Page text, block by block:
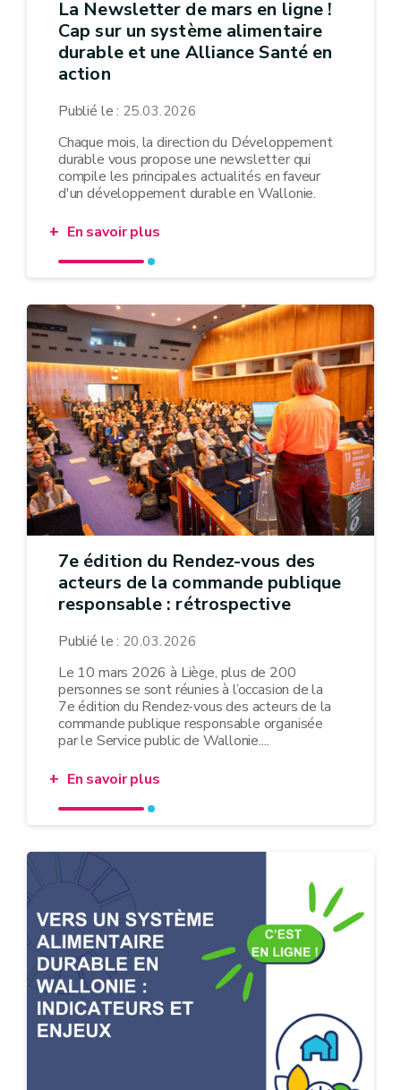
La Newsletter de mars en ligne !
Cap sur un système alimentaire
durable et une Alliance Santé en
action
Publié le : 25.03.2026
Chaque mois, la direction du Développement
durable vous propose une newsletter qui
compile les principales actualités en faveur
d'un développement durable en Wallonie.
En savoir plus
7e édition du Rendez-vous des
acteurs de la commande publique
responsable : rétrospective
Publié le : 20.03.2026
Le 10 mars 2026 à Liège, plus de 200
personnes se sont réunies à l’occasion de la
7e édition du Rendez-vous des acteurs de la
commande publique responsable organisée
par le Service public de Wallonie....
En savoir plus